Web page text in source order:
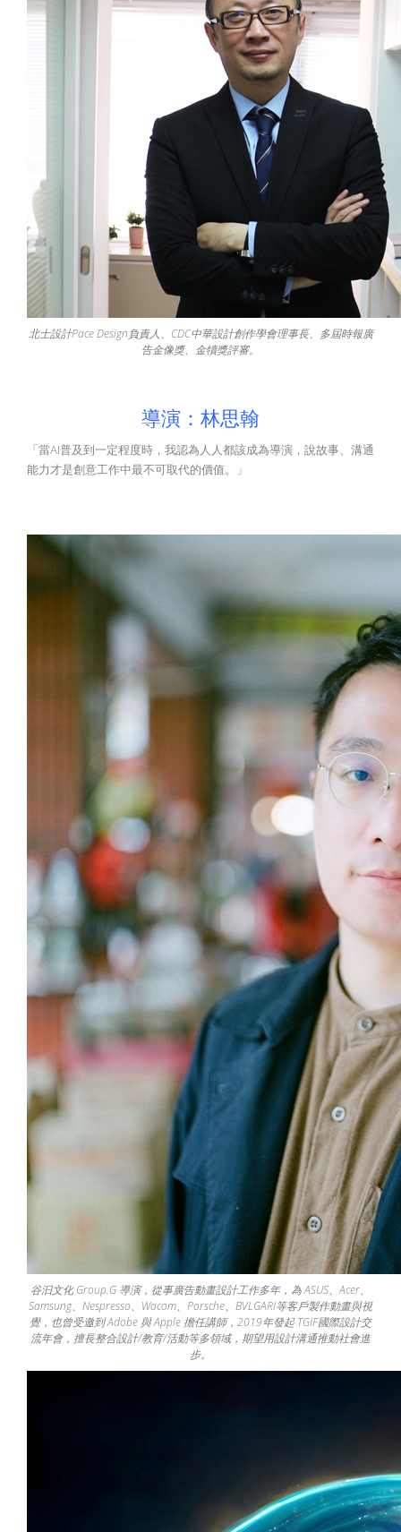
北士設計Pace Design負責人、CDC中華設計創作學會理事長、多屆時報廣
告金像獎、金犢獎評審。
導演：林思翰
「當AI普及到一定程度時，我認為人人都該成為導演，說故事、溝通
能力才是創意工作中最不可取代的價值。」
谷汩文化 Group.G 導演，從事廣告動畫設計工作多年，為 ASUS、Acer、
Samsung、Nespresso、Wacom、Porsche、BVLGARI等客戶製作動畫與視
覺，也曾受邀到 Adobe 與 Apple 擔任講師，2019年發起 TGIF國際設計交
流年會，擅長整合設計/教育/活動等多領域，期望用設計溝通推動社會進
步。